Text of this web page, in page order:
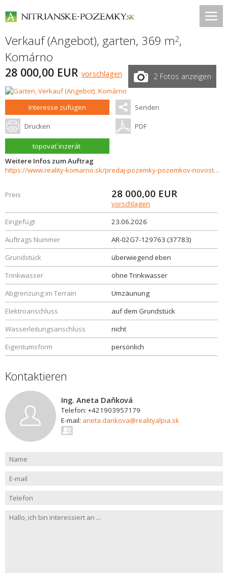
Verkauf (Angebot), garten, 369 m2,
Komárno
28 000,00 EUR vorschlagen 2 Fotos anzeigen
Interesse zufügen Senden
Drucken PDF
topovať inzerát
Weitere Infos zum Auftrag
https://www.reality-komarno.sk/predaj-pozemky-pozemkov-novostavby/Na-predaj-zahrada-v-Komarne-37783/?utm_source=areality&utm_medium=xml&utm_term=37783&utm_content=chalupa&utm_campaign=portaly
Preis 28 000,00 EUR
vorschlagen
Eingefügt
23.06.2026
Auftrags Nummer
AR-02G7-129763 (37783)
Grundstück
überwiegend eben
Trinkwasser
ohne Trinkwasser
Abgrenzung im Terrain
Umzäunung
Elektroanschluss
auf dem Grundstück
Wasserleitungsanschluss
nicht
Eigentumsform
persönlich
Kontaktieren
Ing. Aneta Daňková
Telefon: +421903957179
E-mail: aneta.dankova@realityalpia.sk